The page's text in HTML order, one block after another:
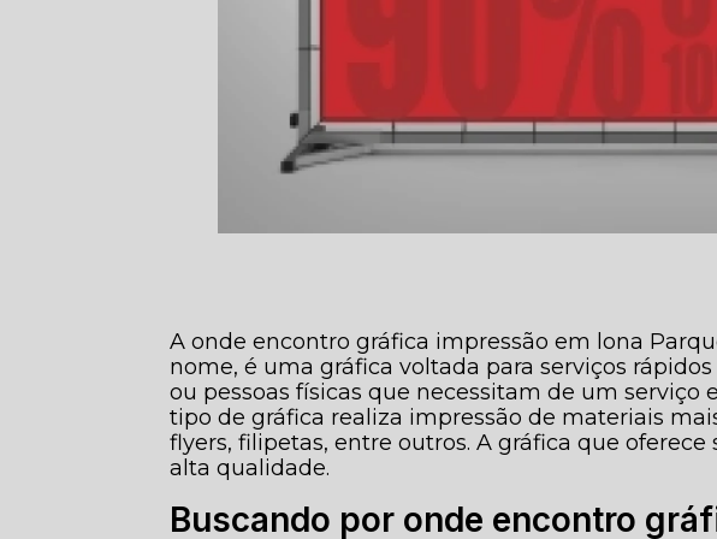
A onde encontro gráfica impressão em lona
nome, é uma gráfica voltada para serviços
ou pessoas físicas que necessitam de um serviço
tipo de gráfica realiza impressão de materiais
flyers, filipetas, entre outros. A gráfica que
alta qualidade.
Buscando por onde encontro